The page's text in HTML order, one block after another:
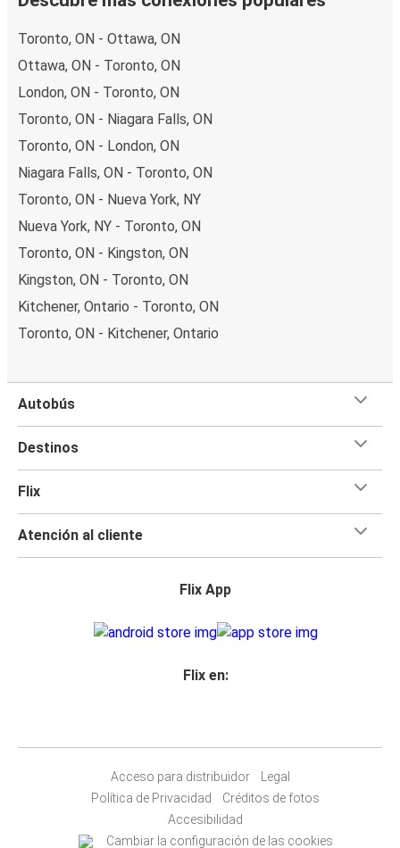
Toronto, ON - Ottawa, ON
Ottawa, ON - Toronto, ON
London, ON - Toronto, ON
Toronto, ON - Niagara Falls, ON
Toronto, ON - London, ON
Niagara Falls, ON - Toronto, ON
Toronto, ON - Nueva York, NY
Nueva York, NY - Toronto, ON
Toronto, ON - Kingston, ON
Kingston, ON - Toronto, ON
Kitchener, Ontario - Toronto, ON
Toronto, ON - Kitchener, Ontario
Autobús
Destinos
Flix
Atención al cliente
Flix App
Flix en:
Acceso para distribuidor
Legal
Política de Privacidad
Créditos de fotos
Accesibilidad
Cambiar la configuración de las cookies